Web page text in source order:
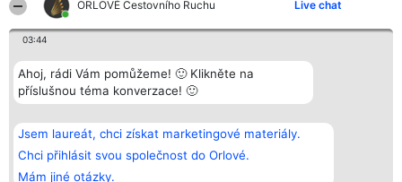
ORLOVÉ Cestovního Ruchu Live chat
03:44
Ahoj, rádi Vám pomůžeme! 🙂 Klikněte na
příslušnou téma konverzace! 🙂
Jsem laureát, chci získat marketingové materiály.
Chci přihlásit svou společnost do Orlové.
Mám jiné otázky.
Bright Side Solutions sp. z o.
o. sp. k.
ul. Ruska 22
Wrocław 50-079
KRS 0000749100 | Regon
Vítězové
Seznam všech
laureátů
Zásady
Kontakt